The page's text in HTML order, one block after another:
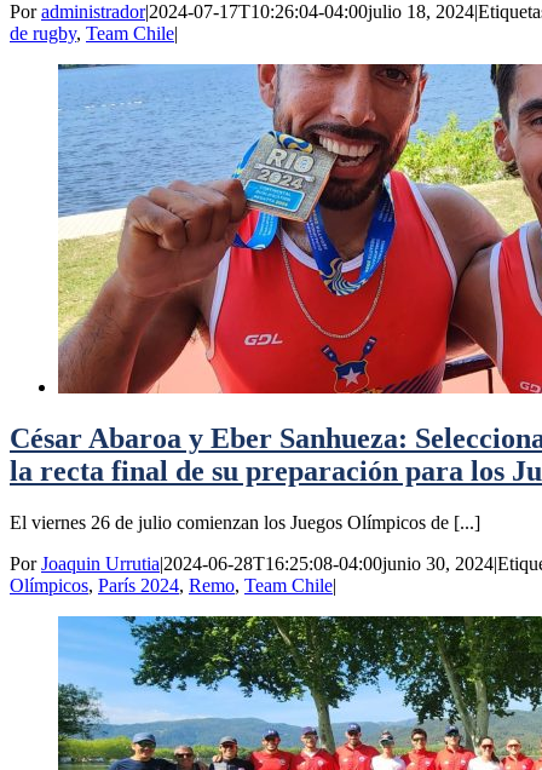
Poradministrador|2024-07-17T10:26:04-04:00julio 18, 2024|
de rugby, Team Chile|
César Abaroa y Eber Sanhueza:
la recta final de su preparación para los
El viernes 26 de julio comienzan los Juegos Olímpicos de [...]
PorJoaquin Urrutia|2024-06-28T16:25:08-04:00junio 30, 2024|
Olímpicos, París 2024, Remo, Team Chile|